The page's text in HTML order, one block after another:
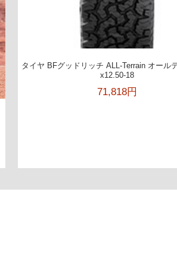
タイヤ BFグッドリッチ ALL-Terrain オール
x12.50-18
71,818円